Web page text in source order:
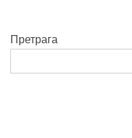
Претрага